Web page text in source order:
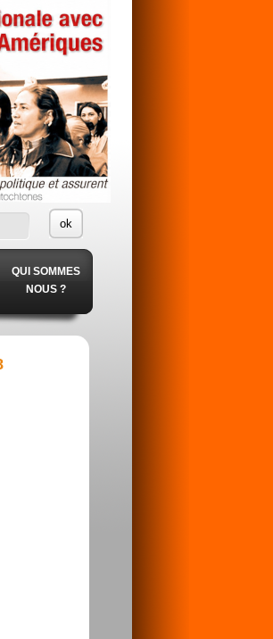
QUI SOMMES
NOUS ?